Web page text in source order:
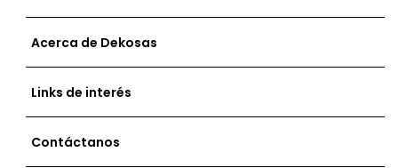
Acerca de Dekosas
Links de interés
Contáctanos